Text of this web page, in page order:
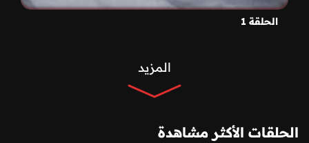
الحلقة 1
المزيد
الحلقات الأكثر مشاهدة